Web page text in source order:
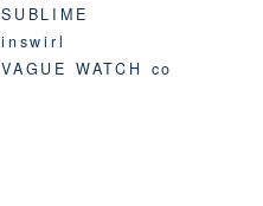
SUBLIME
inswirl
VAGUE WATCH co